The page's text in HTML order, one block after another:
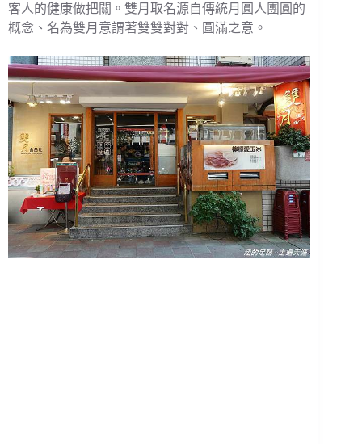
客人的健康做把關。雙月取名源自傳統月圓人團圓的
概念、名為雙月意謂著雙雙對對、圓滿之意。